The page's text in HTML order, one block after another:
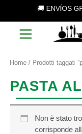
contenuto
🚚 ENVÍOS
l
o
u
a
Home / Prodotti taggati
PASTA
Non è stato
corrisponde